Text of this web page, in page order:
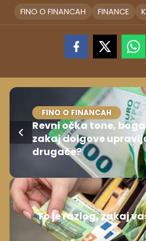
FINO O FINANCAH FINANCE
FINO O FINANCAH
Revni očka tone,
zakaj dolgove
drugače?
To je razlog, zakaj